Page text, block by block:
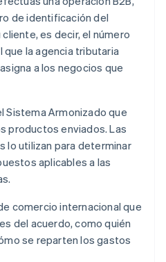
de identificación del
cliente, es decir, el número
la agencia tributaria
a los negocios que
Sistema Armonizado que
productos enviados. Las
lo utilizan para determinar
aplicables a las
comercio internacional que
del acuerdo, como quién
se reparten los gastos